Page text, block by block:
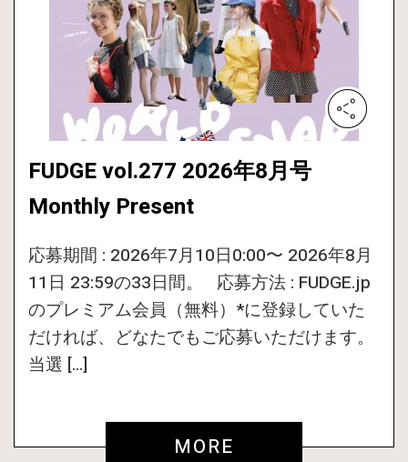
FUDGE vol.277 2026年8月号
Monthly Present
応募期間 : 2026年7月10日0:00〜 2026年8月
11日 23:59の33日間。 応募方法 : FUDGE.jp
のプレミアム会員（無料）*に登録していた
だければ、どなたでもご応募いただけます。
当選 […]
MORE